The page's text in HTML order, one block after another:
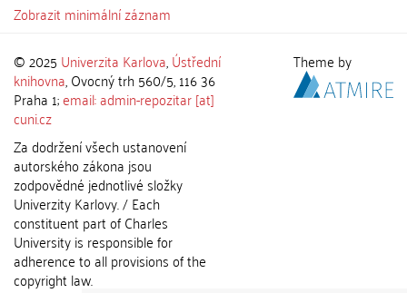
Zobrazit minimální záznam
© 2025 Univerzita Karlova,Ústřední
knihovna, Ovocný trh 560/5, 116 36
Praha 1;email: admin-repozitar [at]
cuni.cz
Za dodržení všech ustanovení
autorského zákona jsou
zodpovědné jednotlivé složky
Univerzity Karlovy. / Each
constituent part of Charles
University is responsible for
adherence to all provisions of the
copyright law.
Theme by